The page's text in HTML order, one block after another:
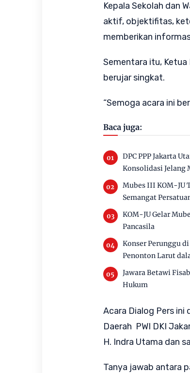
Kepala Sekolah dan
aktif, objektifitas,
memberikan
Sementara itu,
berujar singkat.
“Semoga acara ini
Baca juga:
DPC PPP Jakarta
Konsolidasi Jelang
Mubes III KOM-JU
Semangat
KOM-JU Gelar
Pancasila
Konser Perunggu
Penonton Larut
Jawara Betawi
Hukum
Acara Dialog Pers ini
Daerah PWI DKI
H. Indra Utama dan
Tanya jawab antara